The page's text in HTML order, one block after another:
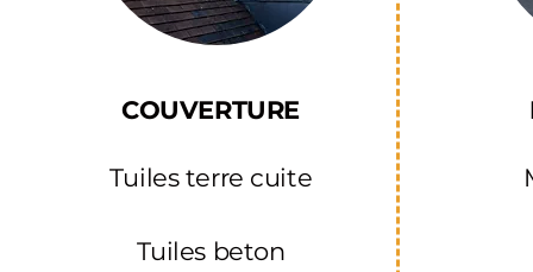
COUVERTURE
Tuiles terre cuite
Tuiles beton